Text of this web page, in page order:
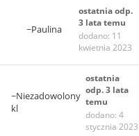
~Paulina
ostatnia odp.
3 lata temu
dodano: 11
kwietnia 2023
~Niezadowolony
kl
ostatnia
odp. 3 lata
temu
dodano: 4
stycznia 2023